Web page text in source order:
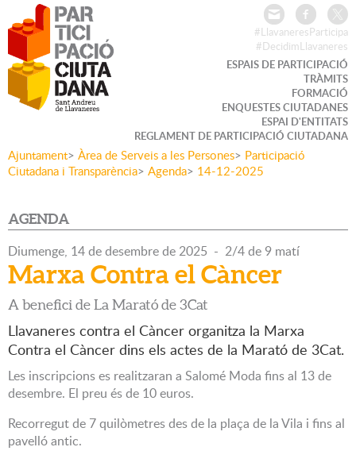
#LlavaneresParticipa
#DecidimLlavaneres
ESPAIS DE PARTICIPACIÓ
TRÀMITS
FORMACIÓ
ENQUESTES CIUTADANES
ESPAI D'ENTITATS
REGLAMENT DE PARTICIPACIÓ CIUTADANA
Ajuntament> Àrea de Serveis a les Persones> Participació
Ciutadana i Transparència> Agenda> 14-12-2025
AGENDA
Diumenge, 14dedesembrede 2025 - 2/4 de 9 matí
Marxa Contra el Càncer
A benefici de La Marató de 3Cat
Llavaneres contra el Càncer organitza la Marxa
Contra el Càncer dins els actes de la Marató de 3Cat.
Les inscripcions es realitzaran a Salomé Moda fins al 13 de
desembre. El preu és de 10 euros.
Recorregut de 7 quilòmetres des de la plaça de la Vila i fins al
pavelló antic.